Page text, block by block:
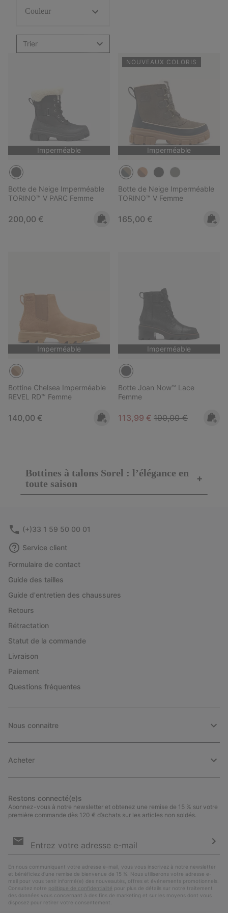
Couleur
Trier
Imperméable
Botte de Neige Imperméable
TORINO™ V PARC Femme
Regular price:
200,00 €
NOUVEAUX COLORIS
Imperméable
Botte de Neige Imperméable
TORINO™ V Femme
Regular price:
165,00 €
Imperméable
Bottine Chelsea Imperméable
REVEL RD™ Femme
Regular price:
140,00 €
Imperméable
Botte Joan Now™ Lace
Femme
Sale price:
113,99 € Regular price:
190,00 €
Bottines à talons Sorel : l’élégance en
toute saison
+
(+)33 1 59 50 00 01
Service client
Formulaire de contact
Guide des tailles
Guide d'entretien des chaussures
Retours
Rétractation
Statut de la commande
Livraison
Paiement
Questions fréquentes
Nous connaitre
Acheter
Restons connecté(e)s
Abonnez-vous à notre newsletter et obtenez une remise de 15 % sur votre
première commande dès 120 € d’achats sur les articles non soldés.
par
En nous communiquant votre adresse e-mail, vous vous inscrivez à notre newsletter
et bénéficiez d’une remise de bienvenue de 15 %. Nous utiliserons votre adresse e-
mail pour vous tenir informé(e) des nouveautés, offres et événements promotionnels.
Consultez notre politique de confidentialité pour plus de détails sur notre traitement
des données vous concernant à des fins de marketing et sur les moyens dont vous
disposez pour retirer votre consentement.